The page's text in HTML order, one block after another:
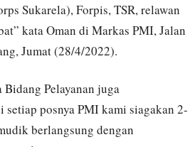
Sukarela), Forpis, TSR, relawan
kata Oman di Markas PMI, Jalan
Jumat (28/4/2022).
Pelayanan juga
setiap posnya PMI kami siagakan 2-
berlangsung dengan